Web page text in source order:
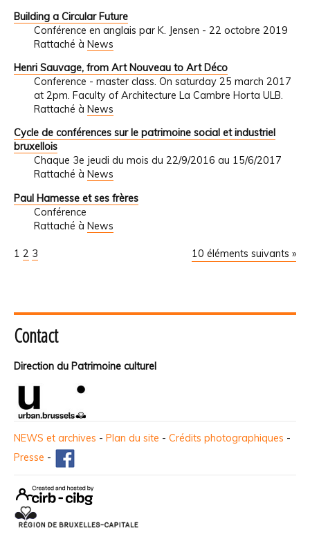
Building a Circular Future
Conférence en anglais par K. Jensen - 22 octobre 2019
Rattaché à News
Henri Sauvage, from Art Nouveau to Art Déco
Conference - master class. On saturday 25 march 2017
at 2pm. Faculty of Architecture La Cambre Horta ULB.
Rattaché à News
Cycle de conférences sur le patrimoine social et industriel
bruxellois
Chaque 3e jeudi du mois du 22/9/2016 au 15/6/2017
Rattaché à News
Paul Hamesse et ses frères
Conférence
Rattaché à News
10 éléments suivants »
1 2 3
Contact
Direction du Patrimoine culturel
NEWS et archives - Plan du site - Crédits photographiques -
Presse -